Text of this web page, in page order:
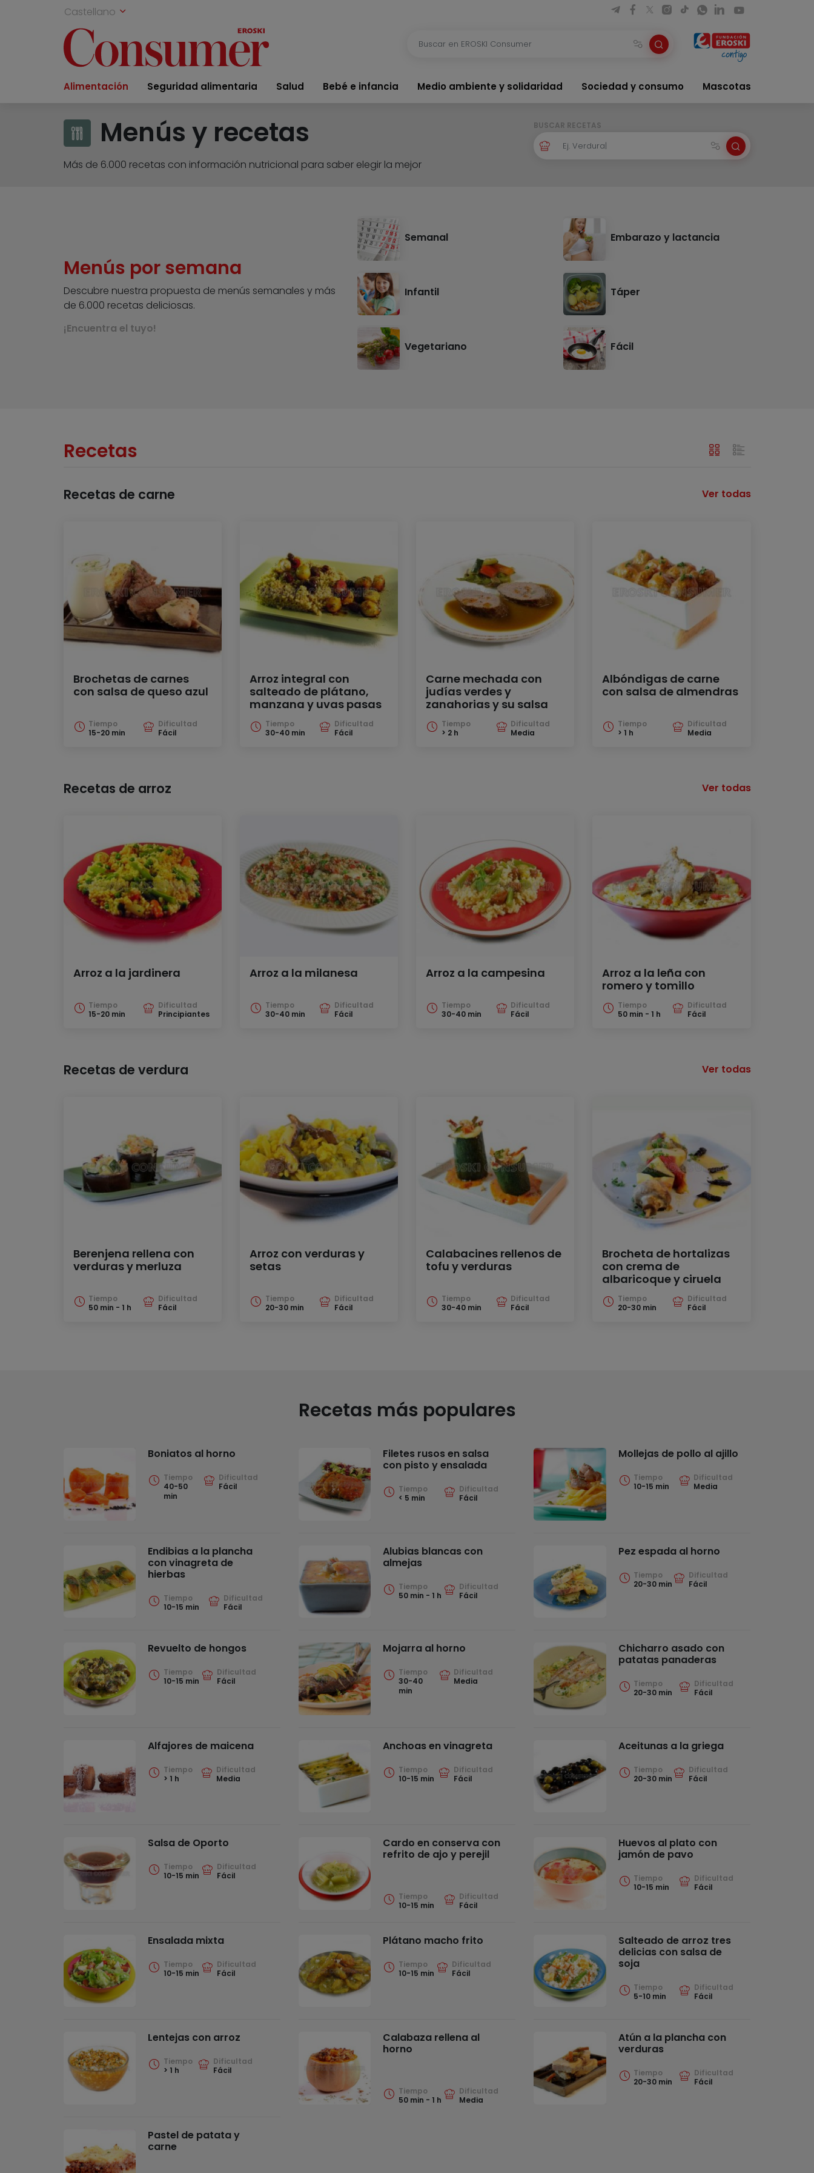
Castellano
Alimentación Seguridad alimentaria Salud Bebé e infancia Medio ambiente y solidaridad Sociedad y consumo Mascotas
Menús y recetas
Más de 6.000 recetas con información nutricional para saber elegir la mejor
BUSCAR RECETAS
Menús por semana
Descubre nuestra propuesta de menús semanales y más
de 6.000 recetas deliciosas.
¡Encuentra el tuyo!
Semanal Embarazo y lactancia
Infantil Táper
Vegetariano Fácil
Recetas
Recetas de carne Ver todas
Brochetas de carnes
con salsa de queso azul
Tiempo
15-20 min
Dificultad
Fácil
Arroz integral con
salteado de plátano,
manzana y uvas pasas
Tiempo
30-40 min
Dificultad
Fácil
Carne mechada con
judías verdes y
zanahorias y su salsa
Tiempo
> 2 h
Dificultad
Media
Albóndigas de carne
con salsa de almendras
Tiempo
> 1 h
Dificultad
Media
Recetas de arroz Ver todas
Arroz a la jardinera
Tiempo
15-20 min
Dificultad
Principiantes
Arroz a la milanesa
Tiempo
30-40 min
Dificultad
Fácil
Arroz a la campesina
Tiempo
30-40 min
Dificultad
Fácil
Arroz a la leña con
romero y tomillo
Tiempo
50 min - 1 h
Dificultad
Fácil
Recetas de verdura Ver todas
Berenjena rellena con
verduras y merluza
Tiempo
50 min - 1 h
Dificultad
Fácil
Arroz con verduras y
setas
Tiempo
20-30 min
Dificultad
Fácil
Calabacines rellenos de
tofu y verduras
Tiempo
30-40 min
Dificultad
Fácil
Brocheta de hortalizas
con crema de
albaricoque y ciruela
Tiempo
20-30 min
Dificultad
Fácil
Recetas más populares
Boniatos al horno
Tiempo
40-50
min
Dificultad
Fácil
Filetes rusos en salsa
con pisto y ensalada
Tiempo
< 5 min
Dificultad
Fácil
Mollejas de pollo al ajillo
Tiempo
10-15 min
Dificultad
Media
Endibias a la plancha
con vinagreta de
hierbas
Tiempo
10-15 min
Dificultad
Fácil
Alubias blancas con
almejas
Tiempo
50 min - 1 h
Dificultad
Fácil
Pez espada al horno
Tiempo
20-30 min
Dificultad
Fácil
Revuelto de hongos
Tiempo
10-15 min
Dificultad
Fácil
Mojarra al horno
Tiempo
30-40
min
Dificultad
Media
Chicharro asado con
patatas panaderas
Tiempo
20-30 min
Dificultad
Fácil
Alfajores de maicena
Tiempo
> 1 h
Dificultad
Media
Anchoas en vinagreta
Tiempo
10-15 min
Dificultad
Fácil
Aceitunas a la griega
Tiempo
20-30 min
Dificultad
Fácil
Salsa de Oporto
Tiempo
10-15 min
Dificultad
Fácil
Cardo en conserva con
refrito de ajo y perejil
Tiempo
10-15 min
Dificultad
Fácil
Huevos al plato con
jamón de pavo
Tiempo
10-15 min
Dificultad
Fácil
Ensalada mixta
Tiempo
10-15 min
Dificultad
Fácil
Plátano macho frito
Tiempo
10-15 min
Dificultad
Fácil
Salteado de arroz tres
delicias con salsa de
soja
Tiempo
5-10 min
Dificultad
Fácil
Lentejas con arroz
Tiempo
> 1 h
Dificultad
Fácil
Calabaza rellena al
horno
Tiempo
50 min - 1 h
Dificultad
Media
Atún a la plancha con
verduras
Tiempo
20-30 min
Dificultad
Fácil
Pastel de patata y
carne